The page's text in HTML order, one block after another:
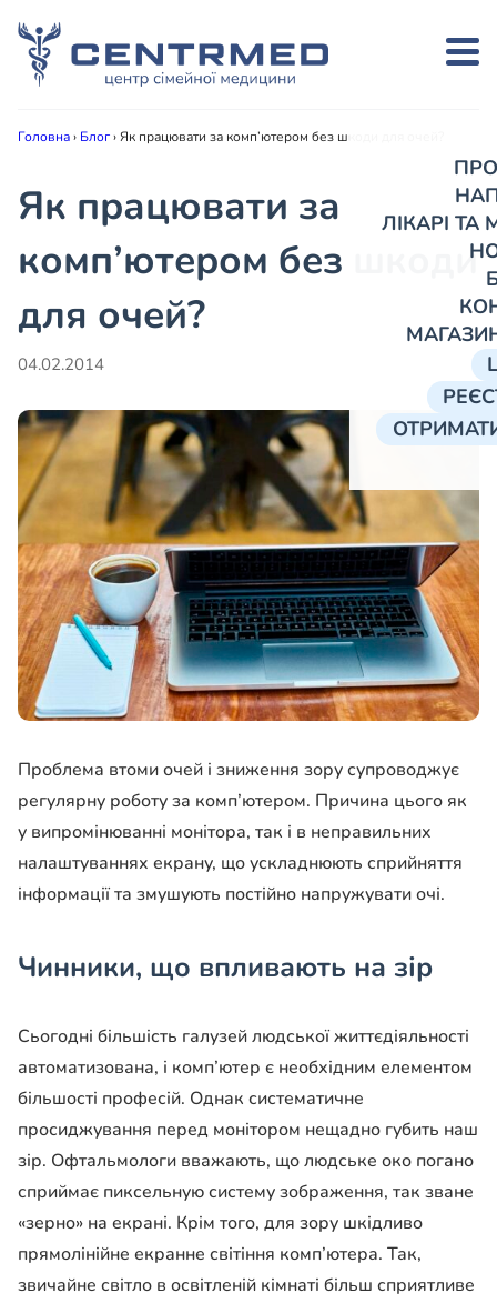
ЛІКАРІ
Головна› Блог›Як працювати за комп’ютером без шкоди для очей?
Як працювати за
комп’ютером без шкоди
для очей?
04.02.2014
Проблема втоми очей і зниження зору супроводжує
регулярну роботу за комп’ютером. Причина цього як
у випромінюванні монітора, так і в неправильних
налаштуваннях екрану, що ускладнюють сприйняття
інформації та змушують постійно напружувати очі.
Чинники, що впливають на зір
Сьогодні більшість галузей людської життєдіяльності
автоматизована, і комп’ютер є необхідним елементом
більшості професій. Однак систематичне
просиджування перед монітором нещадно губить наш
зір. Офтальмологи вважають, що людське око погано
сприймає пиксельную систему зображення, так зване
«зерно» на екрані. Крім того, для зору шкідливо
прямолінійне екранне світіння комп’ютера. Так,
звичайне світло в освітленій кімнаті більш сприятливе